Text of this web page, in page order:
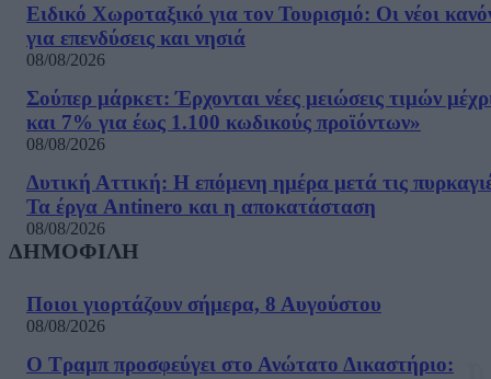
Ειδικό Χωροταξικό για τον Τουρισμό: Οι νέοι
για επενδύσεις και νησιά
08/08/2026
Σούπερ μάρκετ: Έρχονται νέες μειώσεις τιμών
και 7% για έως 1.100 κωδικούς προϊόντων»
08/08/2026
Δυτική Αττική: Η επόμενη ημέρα μετά τις
Τα έργα Antinero και η αποκατάσταση
08/08/2026
ΔΗΜΟΦΙΛΗ
Ποιοι γιορτάζουν σήμερα, 8 Αυγούστου
08/08/2026
Ο Τραμπ προσφεύγει στο Ανώτατο Δικαστήριο: